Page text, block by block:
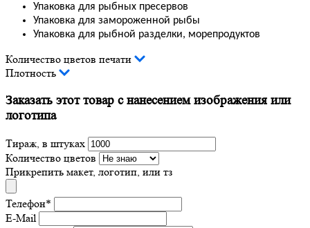
Упаковка для рыбных пресервов
Упаковка для замороженной рыбы
Упаковка для рыбной разделки, морепродуктов
Количество цветов печати
Плотность
Заказать этот товар с нанесением изображения или
логотипа
Тираж, в штуках
Количество цветов
Прикрепить макет, логотип, или тз
Телефон*
E-Mail